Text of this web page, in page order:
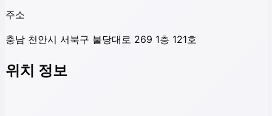
주소
충남 천안시 서북구 불당대로 269 1층 121호
위치 정보